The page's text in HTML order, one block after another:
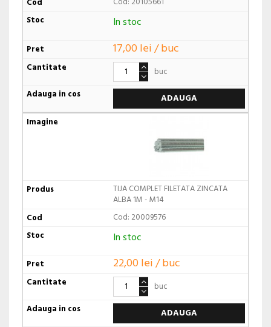
In stoc
17,00 lei / buc
buc
ADAUGA
TIJA COMPLET FILETATA ZINCATA
ALBA 1M - M14
Cod: 20009576
In stoc
22,00 lei / buc
buc
ADAUGA